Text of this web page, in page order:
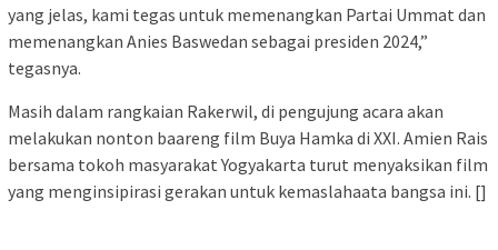
yang jelas, kami tegas untuk memenangkan Partai Ummat dan
memenangkan Anies Baswedan sebagai presiden 2024,”
tegasnya.
Masih dalam rangkaian Rakerwil, di pengujung acara akan
melakukan nonton baareng film Buya Hamka di XXI. Amien Rais
bersama tokoh masyarakat Yogyakarta turut menyaksikan film
yang menginsipirasi gerakan untuk kemaslahaata bangsa ini. []